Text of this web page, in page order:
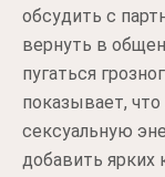
обсудить с
вернуть в
пугаться
показывает,
сексуальную
добавить ярких